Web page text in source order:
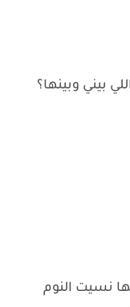
بيني وبينها؟
نسيت النوم